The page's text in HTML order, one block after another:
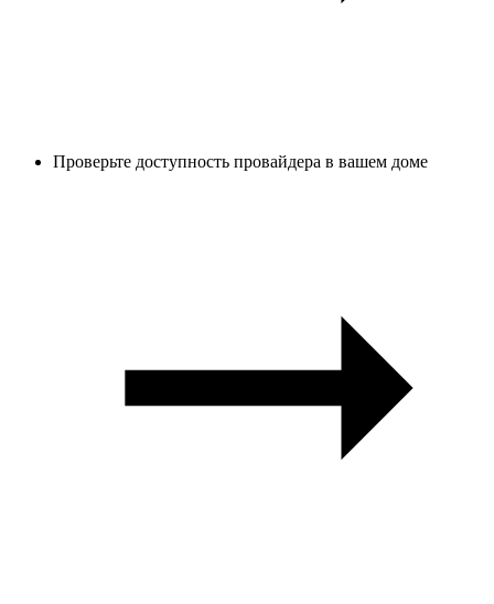
Проверьте доступность провайдера в вашем доме